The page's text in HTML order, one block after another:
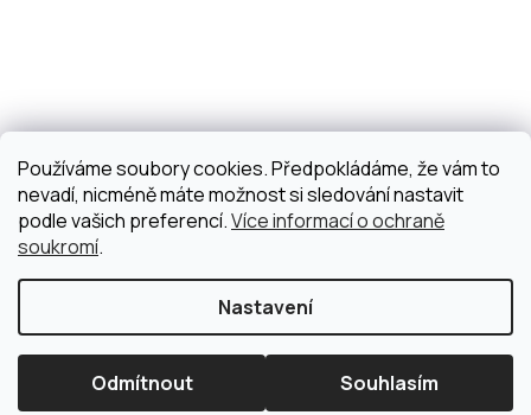
Používáme soubory cookies. Předpokládáme, že vám to
nevadí, nicméně máte možnost si sledování nastavit
podle vašich preferencí.Více informací o ochraně
soukromí.
Nastavení
Odmítnout Souhlasím